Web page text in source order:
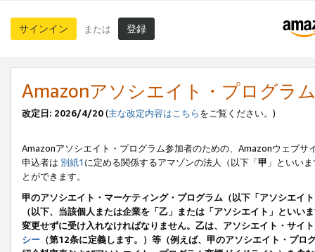
サインイン または 登録
Amazonアソシエイト・プログラ
改定日: 2026/4/20(主な改定内容はこちらをご覧ください。)
Amazonアソシエイト・プログラム参加者のための、Amazonウェブサ
申込者は 別紙1 に定める関係するアマゾンの法人（以下「甲 」といい
とができます。
甲のアソシエイト・マーケティング・プログラム（以下「アソシエイ
（以下、当該個人または企業を「乙」または「アソシエイト」とい
変更せずに受け入れなければなりません。乙は、アソシエイト・サイ
シー （第12条に定義します。）等（例えば、甲のアソシエイト・プ